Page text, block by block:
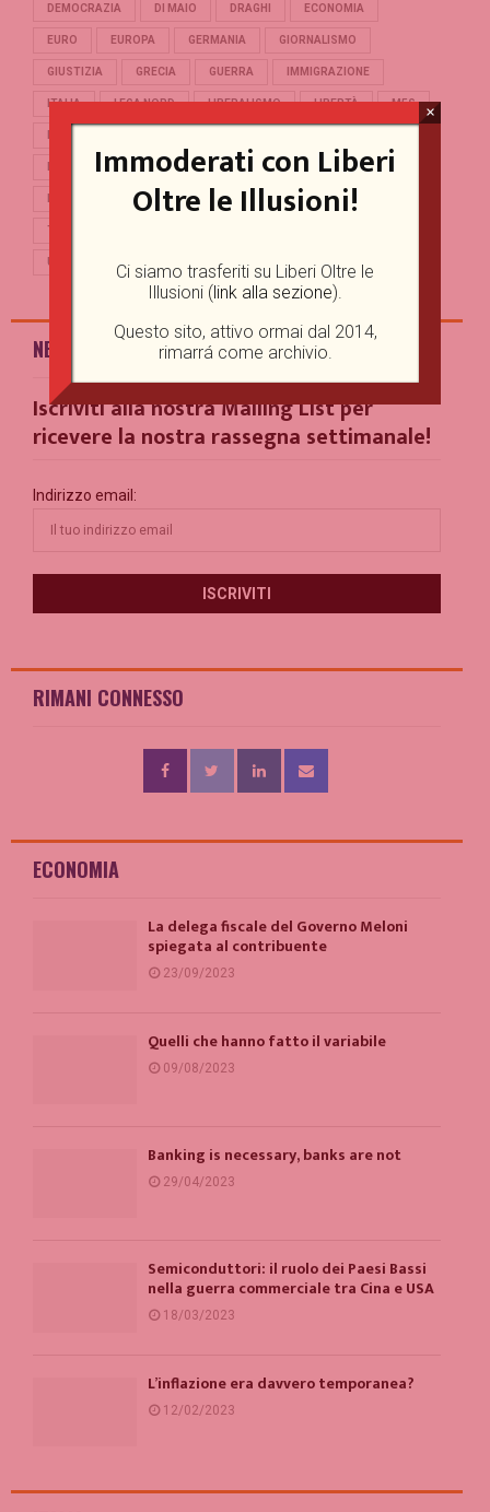
DEMOCRAZIA DI MAIO DRAGHI ECONOMIA
EURO EUROPA GERMANIA GIORNALISMO
GIUSTIZIA GRECIA GUERRA IMMIGRAZIONE
ITALIA LEGA NORD LIBERALISMO LIBERTÀ M5S
REFERENDUM RENZI REPUBBLICA
SALVINI SCUOLA STORIA
TRUMP
UNIONE EUROPEA USA
NEWSLETTER
Iscriviti alla nostra Mailing List per
ricevere la nostra rassegna settimanale!
Indirizzo email:
RIMANI CONNESSO
ECONOMIA
La delega fiscale del Governo Meloni
spiegata al contribuente
23/09/2023
Quelli che hanno fatto il variabile
09/08/2023
Banking is necessary, banks are not
29/04/2023
Semiconduttori: il ruolo dei Paesi Bassi
nella guerra commerciale tra Cina e USA
18/03/2023
L’inflazione era davvero temporanea?
12/02/2023
Immoderati con Liberi
Oltre le Illusioni!
Ci siamo trasferiti su Liberi Oltre le
Illusioni (link alla sezione).
Questo sito, attivo ormai dal 2014,
rimarrá come archivio.
×